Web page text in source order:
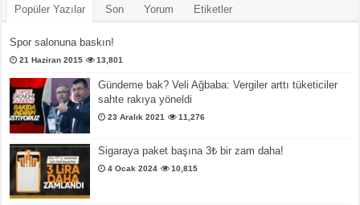
Popüler Yazılar Son Yorum Etiketler
Spor salonuna baskın!
21 Haziran 2015 13,801
Gündeme bak? Veli Ağbaba: Vergiler arttı tüketiciler
sahte rakıya yöneldi
23 Aralık 2021 11,276
Sigaraya paket başına 3₺ bir zam daha!
4 Ocak 2024 10,815